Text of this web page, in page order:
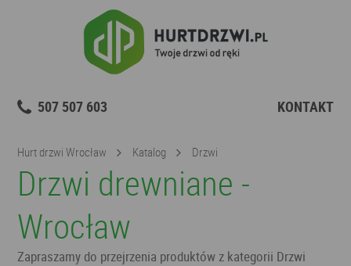
507 507 603 KONTAKT
Hurt drzwi Wrocław Katalog Drzwi
Drzwi drewniane -
Wrocław
Zapraszamy do przejrzenia produktów z kategorii Drzwi